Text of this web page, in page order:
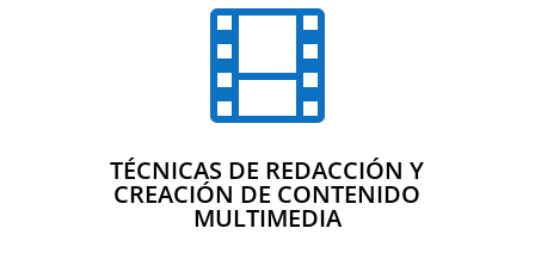

TÉCNICAS DE REDACCIÓN Y
CREACIÓN DE CONTENIDO
MULTIMEDIA